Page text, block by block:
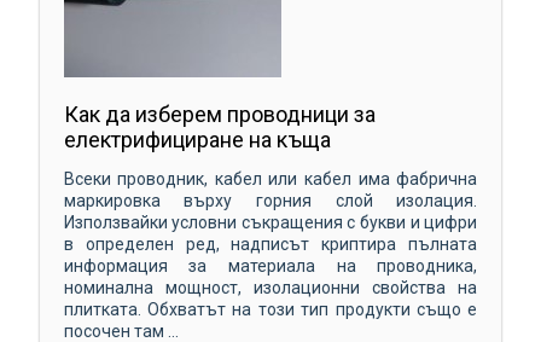
Как да изберем проводници за
електрифициране на къща
Всеки проводник, кабел или кабел има фабрична
маркировка върху горния слой изолация.
Използвайки условни съкращения с букви и цифри
в определен ред, надписът криптира пълната
информация за материала на проводника,
номинална мощност, изолационни свойства на
плитката. Обхватът на този тип продукти също е
посочен там ...